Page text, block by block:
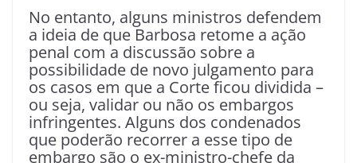
No entanto, alguns ministros defendem
a ideia de que Barbosa retome a ação
penal com a discussão sobre a
possibilidade de novo julgamento para
os casos em que a Corte ficou dividida –
ou seja, validar ou não os embargos
infringentes. Alguns dos condenados
que poderão recorrer a esse tipo de
embargo são o ex-ministro-chefe da